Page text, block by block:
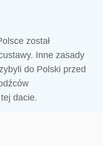
został
Inne zasady
do Polski przed
dacie.